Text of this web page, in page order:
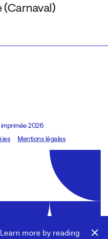
more by reading
(Carnaval)
2026
Mentions légales